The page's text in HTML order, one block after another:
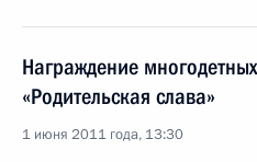
Награждение
«Родительская слава»
1 июня 2011 года, 13:30